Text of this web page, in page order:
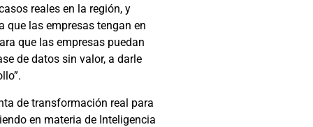
reales en la región, y
que las empresas tengan en
que las empresas puedan
de datos sin valor, a darle
de transformación real para
en materia de Inteligencia